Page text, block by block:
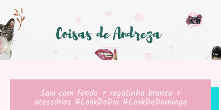
Saia com fenda + regatinha branca +
acessórios #LookDoDia #LookDeDomingo